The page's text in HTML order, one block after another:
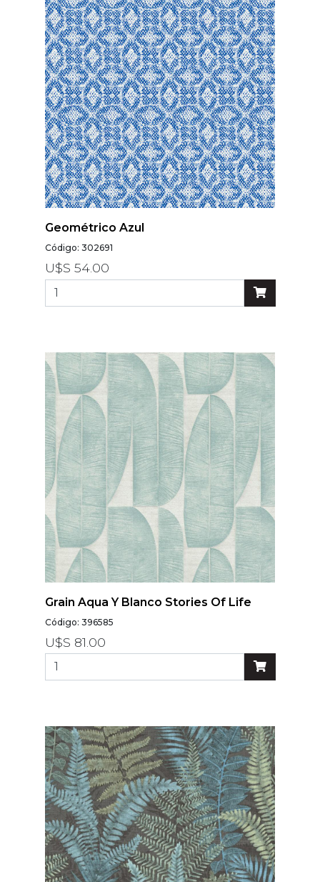
Geométrico Azul
Código: 302691
U$S 54.00
Grain Aqua Y Blanco Stories Of Life
Código: 396585
U$S 81.00